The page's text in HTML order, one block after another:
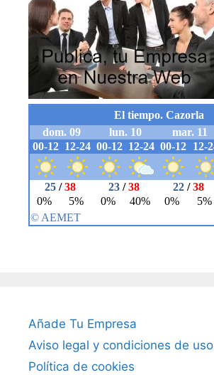
Añade Tu Empresa
Aviso legal y condiciones de uso
Política de cookies